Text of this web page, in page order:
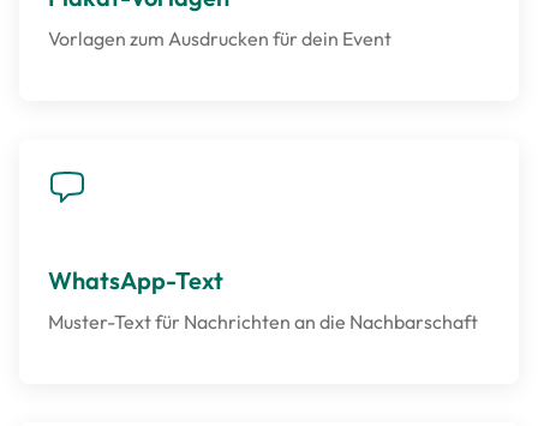
Vorlagen zum Ausdrucken für dein Event
WhatsApp-Text
Muster-Text für Nachrichten an die Nachbarschaft